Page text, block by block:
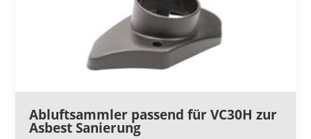
Abluftsammler passend für VC30H zur
Asbest Sanierung